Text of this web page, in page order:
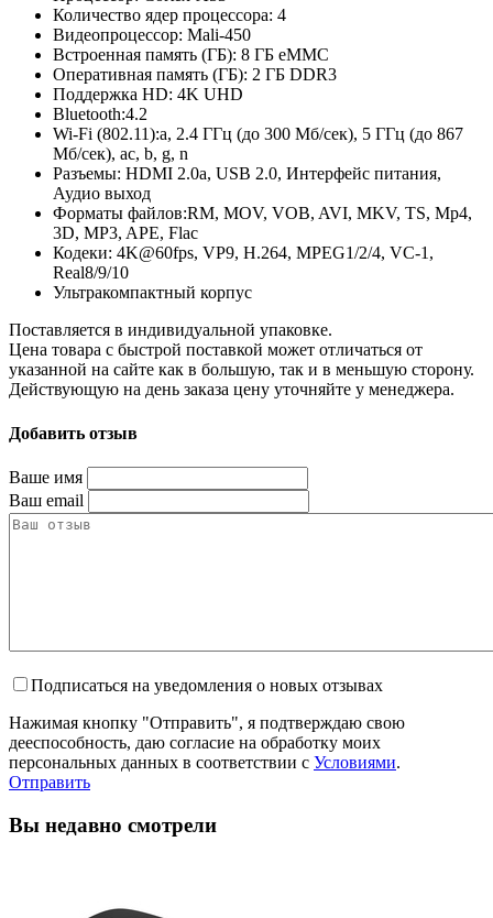
Количество ядер процессора: 4
Видеопроцессор: Mali-450
Встроенная память (ГБ): 8 ГБ eMMC
Оперативная память (ГБ): 2 ГБ DDR3
Поддержка HD: 4K UHD
Bluetooth:4.2
Wi-Fi (802.11):a, 2.4 ГГц (до 300 Мб/сек), 5 ГГц (до 867
Мб/сек), ac, b, g, n
Разъемы: HDMI 2.0a, USB 2.0, Интерфейс питания,
Аудио выход
Форматы файлов:RM, MOV, VOB, AVI, MKV, TS, Mp4,
3D, MP3, APE, Flac
Кодеки: 4K@60fps, VP9, H.264, MPEG1/2/4, VC-1,
Real8/9/10
Ультракомпактный корпус
Поставляется в индивидуальной упаковке.
Цена товара с быстрой поставкой может отличаться от
указанной на сайте как в большую, так и в меньшую сторону.
Действующую на день заказа цену уточняйте у менеджера.
Добавить отзыв
Ваше имя
Ваш email
Подписаться на уведомления о новых отзывах
Нажимая кнопку "Отправить", я подтверждаю свою
дееспособность, даю согласие на обработку моих
персональных данных в соответствии с Условиями.
Отправить
Вы недавно смотрели